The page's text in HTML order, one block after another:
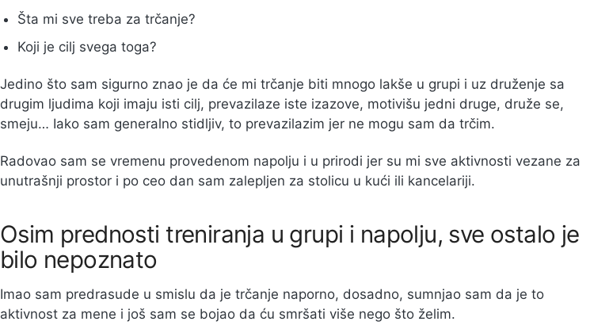
Šta mi sve treba za trčanje?
Koji je cilj svega toga?
Jedino što sam sigurno znao je da će mi trčanje biti mnogo lakše u grupi i uz druženje sa
drugim ljudima koji imaju isti cilj, prevazilaze iste izazove, motivišu jedni druge, druže se,
smeju… Iako sam generalno stidljiv, to prevazilazim jer ne mogu sam da trčim.
Radovao sam se vremenu provedenom napolju i u prirodi jer su mi sve aktivnosti vezane za
unutrašnji prostor i po ceo dan sam zalepljen za stolicu u kući ili kancelariji.
Osim prednosti treniranja u grupi i napolju, sve ostalo je
bilo nepoznato
Imao sam predrasude u smislu da je trčanje naporno, dosadno, sumnjao sam da je to
aktivnost za mene i još sam se bojao da ću smršati više nego što želim.